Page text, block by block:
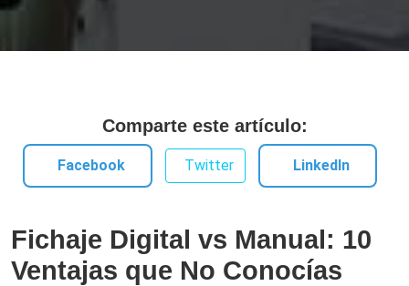
Comparte este artículo:
Facebook Twitter LinkedIn
Fichaje Digital vs Manual: 10
Ventajas que No Conocías